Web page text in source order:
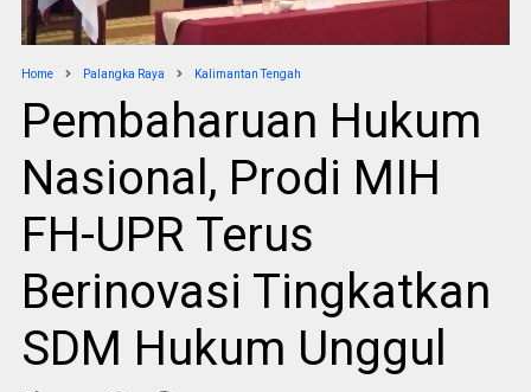
Home Palangka Raya Kalimantan Tengah
Pembaharuan Hukum
Nasional, Prodi MIH
FH-UPR Terus
Berinovasi Tingkatkan
SDM Hukum Unggul